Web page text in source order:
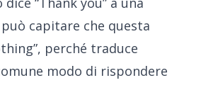
capitare che questa
perché traduce
modo di rispondere